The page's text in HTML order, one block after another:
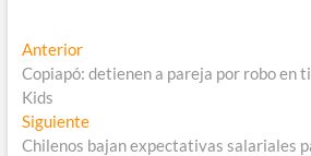
Navegación
de
entradas
AnteriorEntrada
anterior:
Copiapó: detienen a pareja por robo en
Kids
SiguienteEntrada
siguiente:
Chilenos bajan expectativas salariales